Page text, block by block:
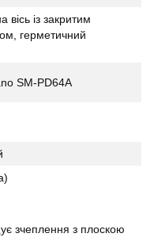
вісь із закритим
герметичний
SM-PD64A
зчеплення з плоскою